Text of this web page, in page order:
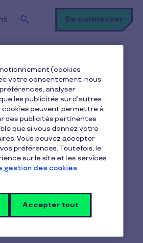
Recherche
Se connecter
intéresse
(cookies
votre consentement, nous
analyser
les publicités sur d’autres
cookies peuvent permettre à
des publicités pertinentes
que si vous donnez votre
Vous pouvez accepter
préférences. Toutefois, le
sur le site et les services
gestion des cookies
Accepter tout